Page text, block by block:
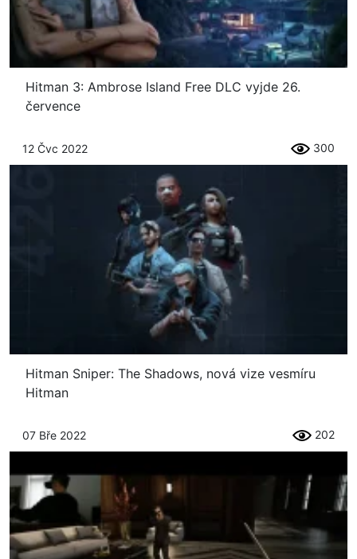
Hitman 3: Ambrose Island Free DLC vyjde 26.
července
12 Čvc 2022 300
Hitman Sniper: The Shadows, nová vize vesmíru
Hitman
07 Bře 2022 202